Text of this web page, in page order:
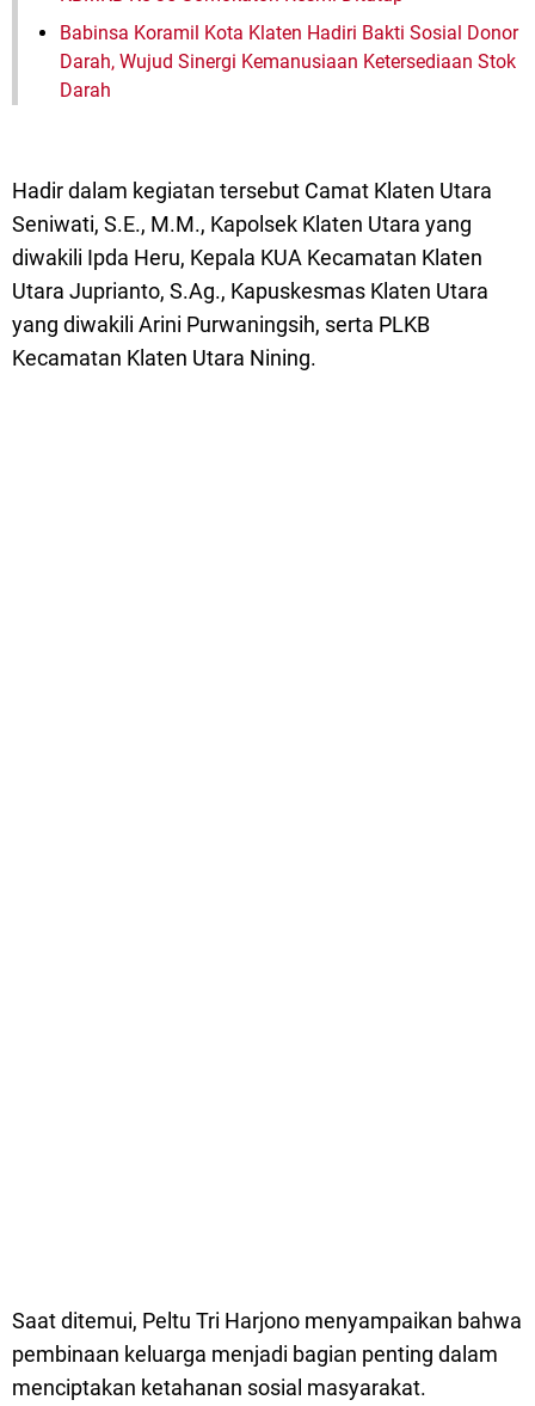
Babinsa Koramil Kota Klaten Hadiri Bakti Sosial Donor
Darah, Wujud Sinergi Kemanusiaan Ketersediaan Stok
Darah
Hadir dalam kegiatan tersebut Camat Klaten Utara
Seniwati, S.E., M.M., Kapolsek Klaten Utara yang
diwakili Ipda Heru, Kepala KUA Kecamatan Klaten
Utara Juprianto, S.Ag., Kapuskesmas Klaten Utara
yang diwakili Arini Purwaningsih, serta PLKB
Kecamatan Klaten Utara Nining.
Saat ditemui, Peltu Tri Harjono menyampaikan bahwa
pembinaan keluarga menjadi bagian penting dalam
menciptakan ketahanan sosial masyarakat.